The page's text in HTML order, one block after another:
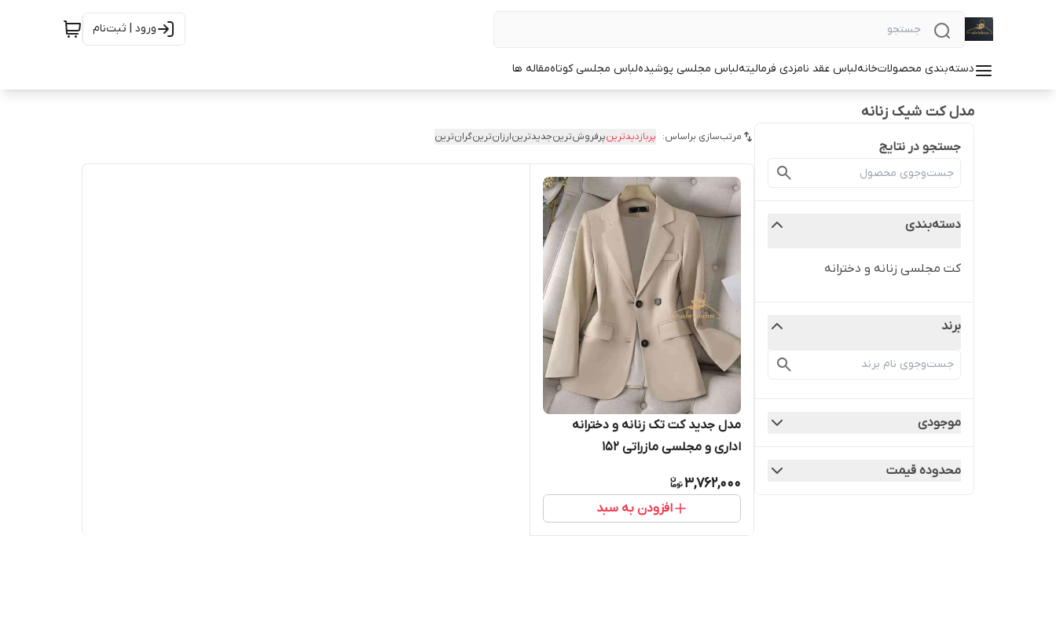
ورود | ثبت‌نام
دسته‌بندی محصولاتخانهلباس عقد نامزدی فرمالیتهلباس مجلسی پوشیدهلباس مجلسی کوتاهمقاله ها
مدل کت شیک زنانه
جستجو در نتایج
دسته‌بندی
کت مجلسی زنانه و دخترانه
برند
موجودی
محدوده قیمت
مرتب‌سازی براساس: پربازدیدترینپرفروش‌ترینجدیدترینارزان‌ترینگران‌ترین
مدل جدید کت تک زنانه و دخترانه
اداری و مجلسی مازراتی ۱۵۲
3,762,000
افزودن به سبد